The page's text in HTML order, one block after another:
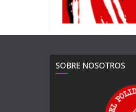
SOBRE NOSOTROS